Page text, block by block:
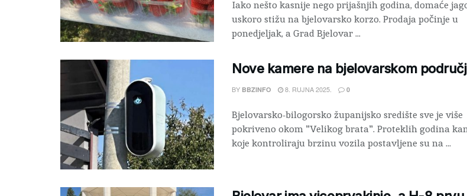
Iako nešto kasnije nego prijašnjih godina, domaće
uskoro stižu na bjelovarsko korzo. Prodaja počinje u
ponedjeljak, a Grad Bjelovar ...
Nove kamere na bjelovarskom
BY BBZINFO 8. RUJNA 2025. 0
Bjelovarsko-bilogorsko županijsko središte sve je više
pokriveno okom "Velikog brata". Proteklih godina
koje kontroliraju brzinu vozila postavljene su na ...